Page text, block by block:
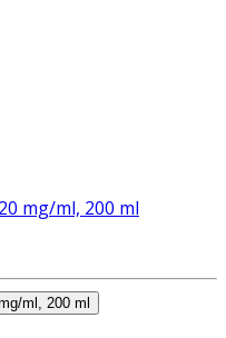
mg/ml, 200 ml
ml, 200 ml